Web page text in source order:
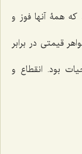
همۀ آنها فوز و
قیمتی در برابر
بود. انقطاع و